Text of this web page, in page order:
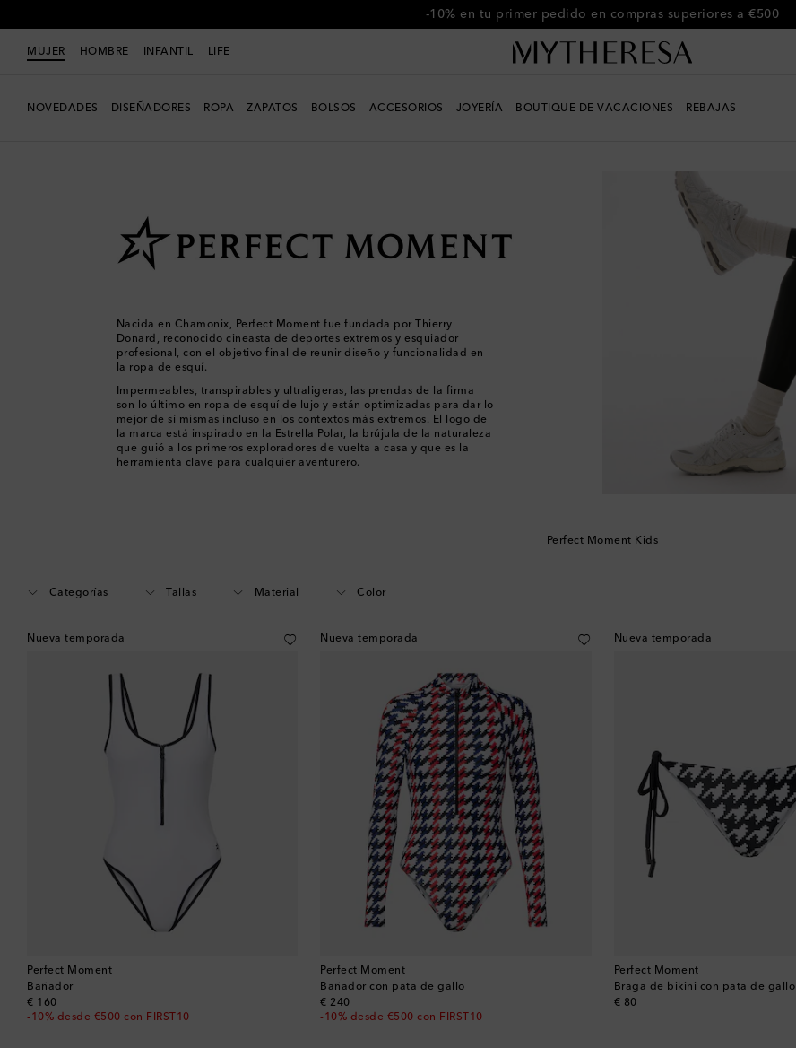
-10% en tu primer pedido en compras superiores a €500
MUJER HOMBRE INFANTIL LIFE
NOVEDADES DISEÑADORES ROPA ZAPATOS BOLSOS ACCESORIOS JOYERÍA BOUTIQUE DE VACACIONES REBAJAS
Nacida en Chamonix, Perfect Moment fue fundada por Thierry
Donard, reconocido cineasta de deportes extremos y esquiador
profesional, con el objetivo final de reunir diseño y funcionalidad en
la ropa de esquí.
Impermeables, transpirables y ultraligeras, las prendas de la firma
son lo último en ropa de esquí de lujo y están optimizadas para dar lo
mejor de sí mismas incluso en los contextos más extremos. El logo de
la marca está inspirado en la Estrella Polar, la brújula de la naturaleza
que guió a los primeros exploradores de vuelta a casa y que es la
herramienta clave para cualquier aventurero.
Perfect Moment Kids
Categorías Tallas Material Color
Nueva temporada
Perfect Moment
Bañador
€ 160
original price
-10% desde €500 con FIRST10
Nueva temporada
Perfect Moment
Bañador con pata de gallo
€ 240
original price
-10% desde €500 con FIRST10
Nueva temporada
Perfect Moment
Braga de bikini con pata de gallo
€ 80
original price